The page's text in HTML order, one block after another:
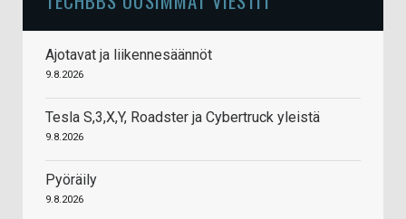
Ajotavat ja liikennesäännöt
9.8.2026
Tesla S,3,X,Y, Roadster ja Cybertruck yleistä
9.8.2026
Pyöräily
9.8.2026